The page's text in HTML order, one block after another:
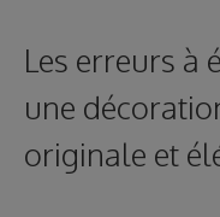
Les erreurs à
une
originale et